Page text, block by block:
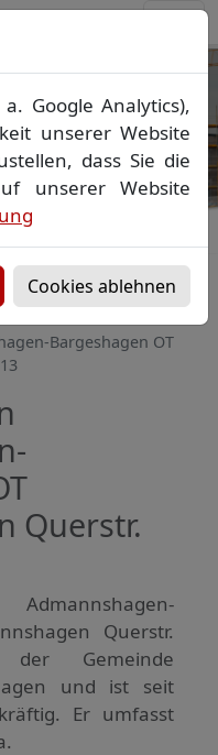
in
▪
Auskünfte und
Bargeshagen OT
Querstr.
Querstr.
Gemeinde
und ist seit
Er umfasst
Google Analytics),
unserer Website
dass Sie die
unserer Website
Cookies ablehnen